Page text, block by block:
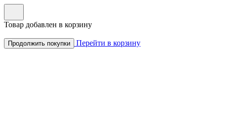
Товар добавлен в корзину
Продолжить покупки Перейти в корзину